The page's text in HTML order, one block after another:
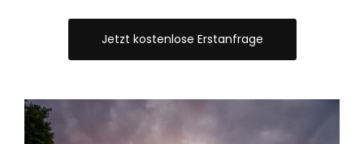
Jetzt kostenlose Erstanfrage